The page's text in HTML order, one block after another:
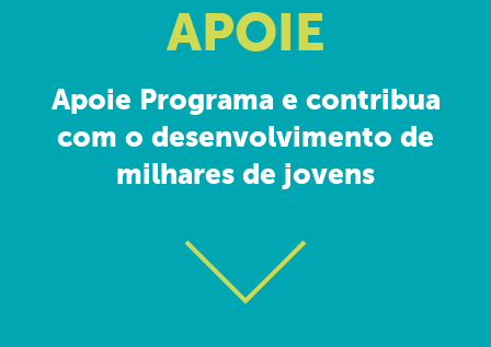
APOIE
Apoie Programa e contribua
com o desenvolvimento de
milhares de jovens